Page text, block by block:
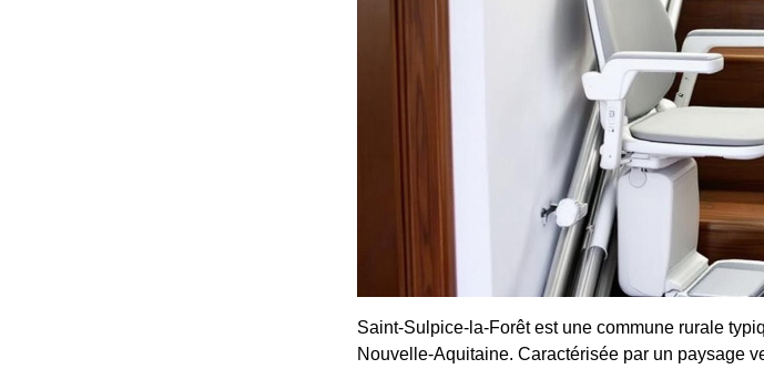
Saint-Sulpice-la-Forêt est une commune rurale
Nouvelle-Aquitaine. Caractérisée par un paysage